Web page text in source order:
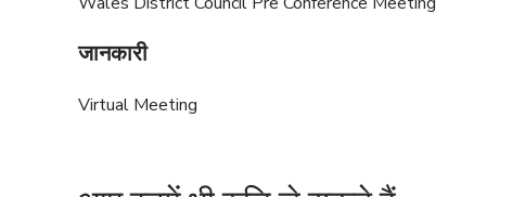
जानकारी
Virtual Meeting